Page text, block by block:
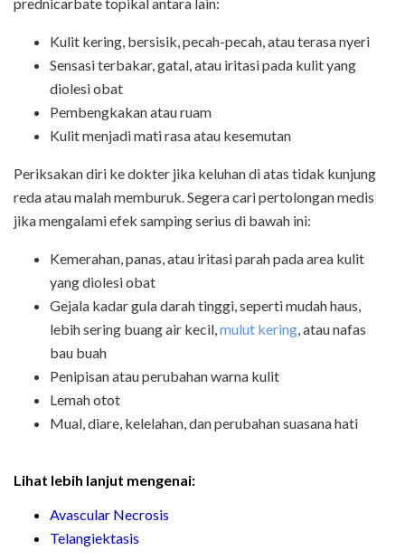
prednicarbate topikal antara lain:
Kulit kering, bersisik, pecah-pecah, atau terasa nyeri
Sensasi terbakar, gatal, atau iritasi pada kulit yang
diolesi obat
Pembengkakan atau ruam
Kulit menjadi mati rasa atau kesemutan
Periksakan diri ke dokter jika keluhan di atas tidak kunjung
reda atau malah memburuk. Segera cari pertolongan medis
jika mengalami efek samping serius di bawah ini:
Kemerahan, panas, atau iritasi parah pada area kulit
yang diolesi obat
Gejala kadar gula darah tinggi, seperti mudah haus,
lebih sering buang air kecil,mulut kering, atau nafas
bau buah
Penipisan atau perubahan warna kulit
Lemah otot
Mual, diare, kelelahan, dan perubahan suasana hati
Lihat lebih lanjut mengenai:
Avascular Necrosis
Telangiektasis